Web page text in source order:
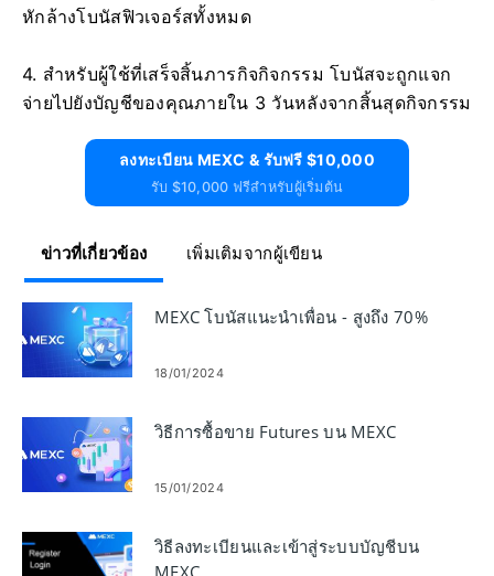
หักล้างโบนัสฟิวเจอร์สทั้งหมด
4. สำหรับผู้ใช้ที่เสร็จสิ้นภารกิจกิจกรรม โบนัสจะถูกแจก
จ่ายไปยังบัญชีของคุณภายใน 3 วันหลังจากสิ้นสุดกิจกรรม
ลงทะเบียน MEXC & รับฟรี $10,000
รับ $10,000 ฟรีสำหรับผู้เริ่มต้น
ข่าวที่เกี่ยวข้อง เพิ่มเติมจากผู้เขียน
MEXC โบนัสแนะนำเพื่อน - สูงถึง 70%
18/01/2024
วิธีการซื้อขาย Futures บน MEXC
15/01/2024
วิธีลงทะเบียนและเข้าสู่ระบบบัญชีบน
MEXC